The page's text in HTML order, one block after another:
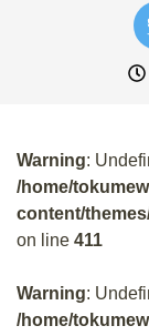
Warning:
/home/
content/
on line 411
Warning:
/home/